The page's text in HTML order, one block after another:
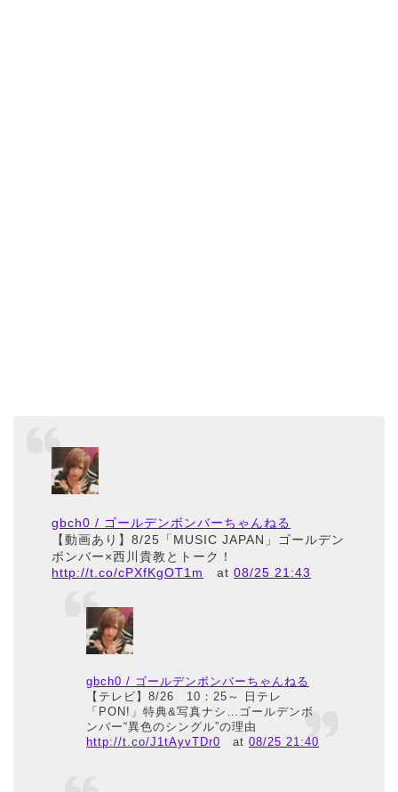
gbch0 / ゴールデンボンバーちゃんねる
【動画あり】8/25「MUSIC JAPAN」ゴールデン
ボンバー×西川貴教とトーク！
http://t.co/cPXfKgOT1m
at08/25 21:43
gbch0 / ゴールデンボンバーちゃんねる
【テレビ】8/26 10：25～ 日テレ
「PON!」特典&写真ナシ…ゴールデンボ
ンバー“異色のシングル”の理由
http://t.co/J1tAyvTDr0 at08/25 21:40